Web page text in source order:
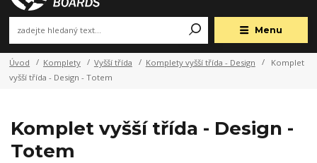
Menu
Úvod Komplety Vyšší třída Komplety vyšší třída - Design
Komplet
vyšší třída - Design - Totem
Komplet vyšší třída - Design -
Totem